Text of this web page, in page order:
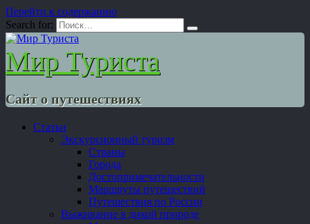
Перейти к содержанию
Search for:
Мир Туриста
Сайт о путешествиях
Статьи
Экскурсионный туризм
Страны
Города
Достопримечательности
Маршруты путешествий
Путешествия по России
Выживание в дикой природе